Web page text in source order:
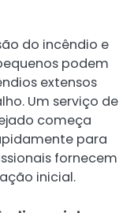
do incêndio e
podem
extensos
Um serviço de
começa
para
fornecem
inicial.